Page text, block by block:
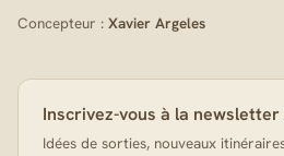
Concepteur : Xavier Argeles
Inscrivez-vous à la newsletter
Idées de sorties, nouveaux